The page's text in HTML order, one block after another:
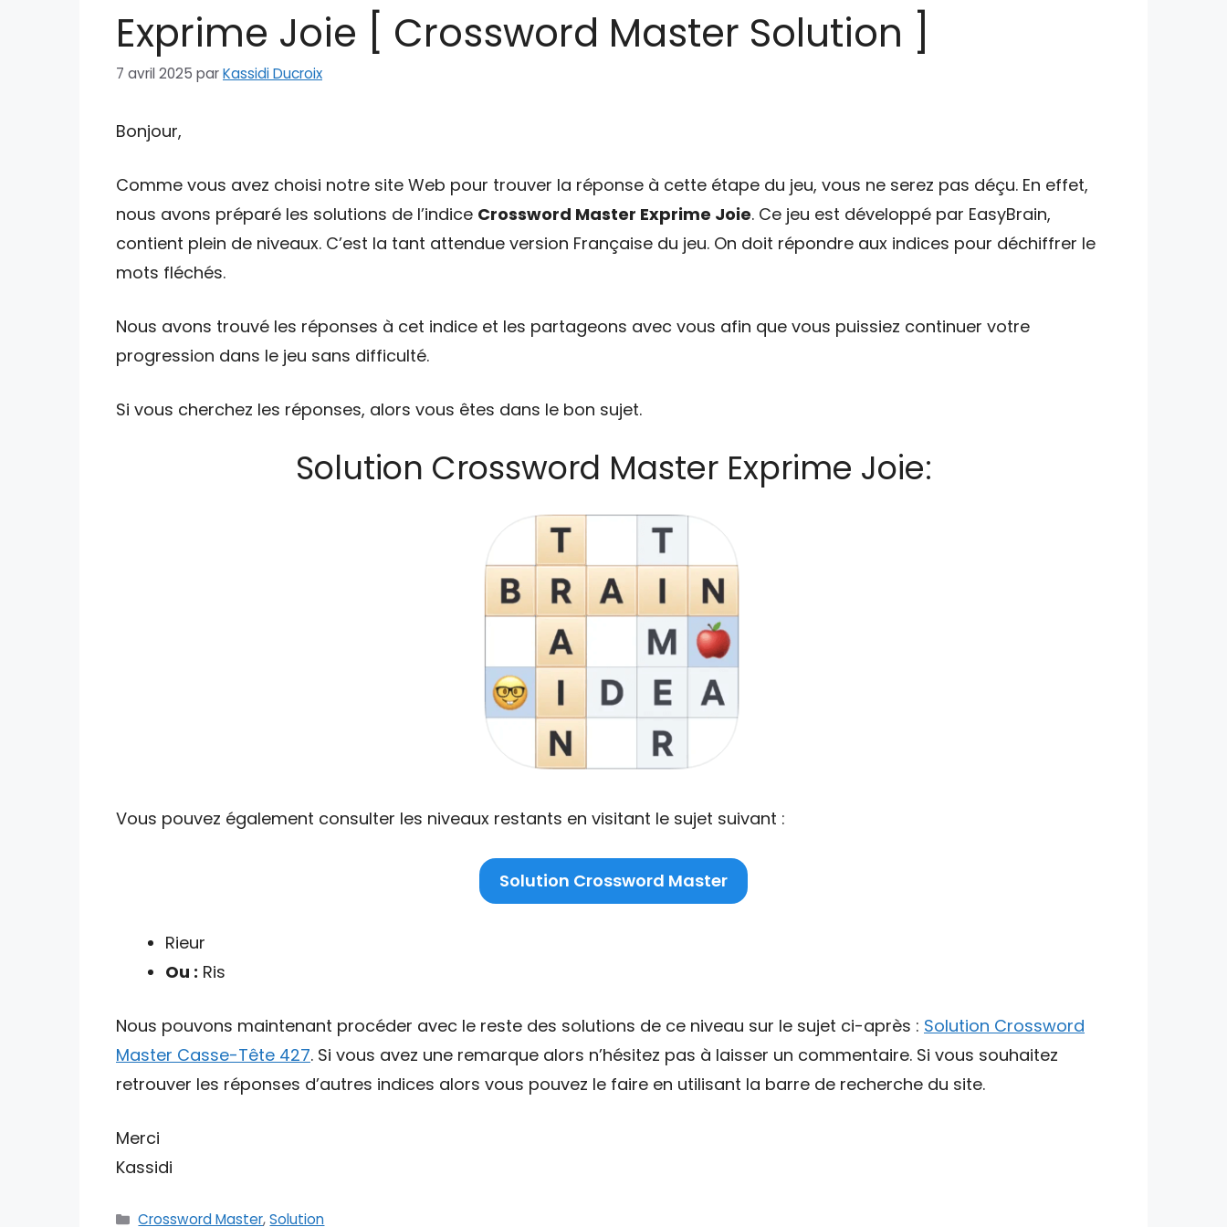
Exprime Joie [ Crossword Master Solution ]
7 avril 2025 parKassidi Ducroix
Bonjour,
Comme vous avez choisi notre site Web pour trouver la réponse à cette étape du jeu, vous ne serez pas déçu. En effet,
nous avons préparé les solutions de l’indice Crossword Master Exprime Joie. Ce jeu est développé par EasyBrain,
contient plein de niveaux. C’est la tant attendue version Française du jeu. On doit répondre aux indices pour déchiffrer le
mots fléchés.
Nous avons trouvé les réponses à cet indice et les partageons avec vous afin que vous puissiez continuer votre
progression dans le jeu sans difficulté.
Si vous cherchez les réponses, alors vous êtes dans le bon sujet.
Solution Crossword Master Exprime Joie:
Vous pouvez également consulter les niveaux restants en visitant le sujet suivant :
Solution Crossword Master
Rieur
Ou : Ris
Nous pouvons maintenant procéder avec le reste des solutions de ce niveau sur le sujet ci-après : Solution Crossword
Master Casse-Tête 427. Si vous avez une remarque alors n’hésitez pas à laisser un commentaire. Si vous souhaitez
retrouver les réponses d’autres indices alors vous pouvez le faire en utilisant la barre de recherche du site.
Merci
Kassidi
Catégories
Crossword Master,Solution